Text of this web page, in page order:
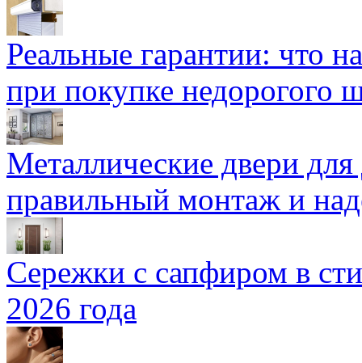
Реальные гарантии: что
при покупке недорогого
Металлические двери
правильный монтаж и
Сережки с сапфиром в
2026 года